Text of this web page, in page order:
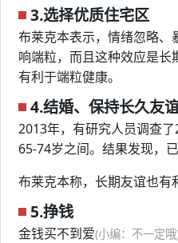
3.选择优质住宅区
布莱克本表示，情绪忽略
响端粒，而且这种效应是
有利于端粒健康。
4.结婚、保持长久友
2013年，有研究人员调查
65-74岁之间。结果发现，
布莱克本称，长期友谊也有
5.挣钱
金钱买不到爱(小编：不一定